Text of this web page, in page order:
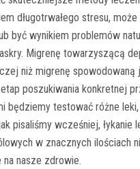
długotrwałego stresu,
być wynikiem problemów
Migrenę towarzyszącą
niż migrenę spowodowaną
poszukiwania konkretnej
będziemy testować różne
pisaliśmy wcześniej, łykanie
w znacznych ilościach
nasze zdrowie.